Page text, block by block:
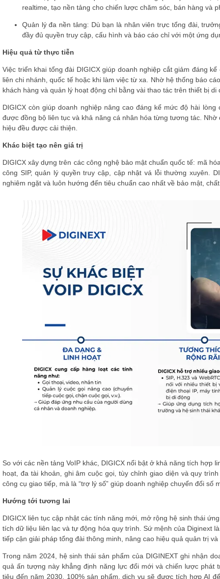
realtime, tạo nền tảng cho chiến lược chăm sóc, bán hàng và
Quản lý đa nền tảng: Dù bạn là nhân viên trực tổng đài,
đầy đủ quyền truy cập, cấu hình và báo cáo chỉ với một ứng
Hiệu quả từ thực tiễn
Việc triển khai tổng đài DIGICX giúp doanh nghiệp cắt giảm đáng
liên chi nhánh, quốc tế hoặc khi làm việc từ xa. Nhờ hệ thống báo
khách hàng và quản lý hoạt động chỉ bằng vài thao tác trên thiết bị di
DIGICX còn giúp doanh nghiệp nâng cao đáng kể mức độ hài
được đồng bộ liên tục và khả năng cá nhân hóa từng tương tác.
hiệu đều được cải thiện.
Khác biệt tạo nên giá trị
DIGICX xây dựng trên các công nghệ bảo mật chuẩn quốc tế: mã
công SIP, quản lý quyền truy cập, cập nhật vá lỗi thường xuyên.
nghiêm ngặt và luôn hướng đến tiêu chuẩn cao nhất về bảo mật,
So với các nền tảng VoIP khác, DIGICX nổi bật ở khả năng tích hợp
hoạt, đa tài khoản, ghi âm cuộc gọi, tùy chỉnh giao diện và quy
công cụ giao tiếp, mà là “trợ lý số” giúp doanh nghiệp chuyển đổi
Hướng tới tương lai
DIGICX liên tục cập nhật các tính năng mới, mở rộng hệ sinh thái
tích dữ liệu liên lạc và tự động hóa quy trình. Sứ mệnh của Diginext
tiếp cận giải pháp tổng đài thông minh, nâng cao hiệu quả quản trị
Trong năm 2024, hệ sinh thái sản phẩm của DIGINEXT ghi nhận
quả ấn tượng này khẳng định năng lực đổi mới và chiến lược phát
tiêu đến năm 2030, 100% sản phẩm, dịch vụ sẽ được tích hợp AI